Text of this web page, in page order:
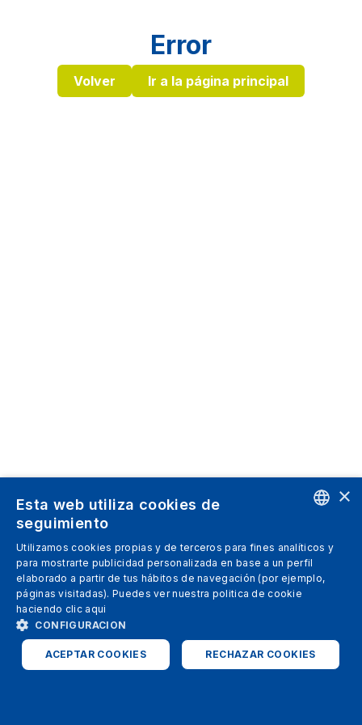
Error
Volver Ir a la página principal
SPANISH
ITALIAN
ENGLISH
×
Esta web utiliza cookies de
seguimiento
Utilizamos cookies propias y de terceros para fines analíticos y
para mostrarte publicidad personalizada en base a un perfil
elaborado a partir de tus hábitos de navegación (por ejemplo,
páginas visitadas). Puedes ver nuestra politica de cookie
haciendo clic aqui
CONFIGURACION
ACEPTAR COOKIES RECHAZAR COOKIES